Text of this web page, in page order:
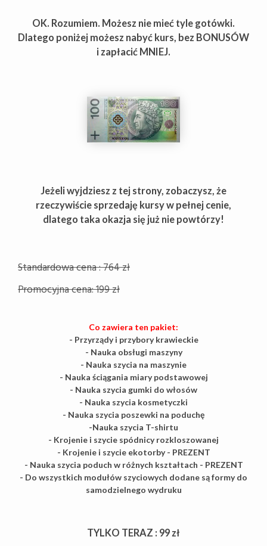
OK. Rozumiem. Możesz nie mieć tyle gotówki.
Dlatego poniżej możesz nabyć kurs, bez BONUSÓW
i zapłacić MNIEJ.
Jeżeli wyjdziesz z tej strony, zobaczysz, że
rzeczywiście sprzedaję kursy w pełnej cenie,
dlatego taka okazja się już nie powtórzy!
Standardowa cena : 764 zł
Promocyjna cena: 199 zł
Co zawiera ten pakiet:
- Przyrządy i przybory krawieckie
- Nauka obsługi maszyny
- Nauka szycia na maszynie
- Nauka ściągania miary podstawowej
- Nauka szycia gumki do włosów
- Nauka szycia kosmetyczki
- Nauka szycia poszewki na poduchę
-Nauka szycia T-shirtu
- Krojenie i szycie spódnicy rozkloszowanej
- Krojenie i szycie ekotorby - PREZENT
- Nauka szycia poduch w różnych kształtach - PREZENT
- Do wszystkich modułów szyciowych dodane są formy do
samodzielnego wydruku
TYLKO TERAZ : 99 zł